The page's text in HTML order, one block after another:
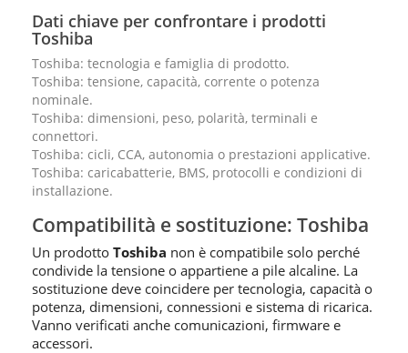
Dati chiave per confrontare i prodotti
Toshiba
Toshiba: tecnologia e famiglia di prodotto.
Toshiba: tensione, capacità, corrente o potenza
nominale.
Toshiba: dimensioni, peso, polarità, terminali e
connettori.
Toshiba: cicli, CCA, autonomia o prestazioni applicative.
Toshiba: caricabatterie, BMS, protocolli e condizioni di
installazione.
Compatibilità e sostituzione: Toshiba
Un prodotto Toshiba non è compatibile solo perché
condivide la tensione o appartiene a pile alcaline. La
sostituzione deve coincidere per tecnologia, capacità o
potenza, dimensioni, connessioni e sistema di ricarica.
Vanno verificati anche comunicazioni, firmware e
accessori.